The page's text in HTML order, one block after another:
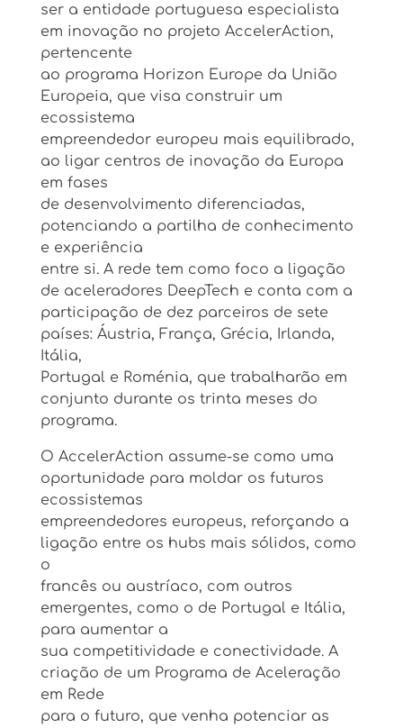
ser a entidade portuguesa especialista
em inovação no projeto AccelerAction,
pertencente
ao programa Horizon Europe da União
Europeia, que visa construir um
ecossistema
empreendedor europeu mais equilibrado,
ao ligar centros de inovação da Europa
em fases
de desenvolvimento diferenciadas,
potenciando a partilha de conhecimento
e experiência
entre si. A rede tem como foco a ligação
de aceleradores DeepTech e conta com a
participação de dez parceiros de sete
países: Áustria, França, Grécia, Irlanda,
Itália,
Portugal e Roménia, que trabalharão em
conjunto durante os trinta meses do
programa.
O AccelerAction assume-se como uma
oportunidade para moldar os futuros
ecossistemas
empreendedores europeus, reforçando a
ligação entre os hubs mais sólidos, como
o
francês ou austríaco, com outros
emergentes, como o de Portugal e Itália,
para aumentar a
sua competitividade e conectividade. A
criação de um Programa de Aceleração
em Rede
para o futuro, que venha potenciar as